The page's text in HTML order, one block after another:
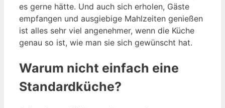
es gerne hätte. Und auch sich erholen, Gäste
empfangen und ausgiebige Mahlzeiten genießen
ist alles sehr viel angenehmer, wenn die Küche
genau so ist, wie man sie sich gewünscht hat.
Warum nicht einfach eine
Standardküche?